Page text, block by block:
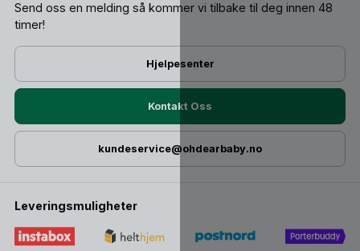
Send oss ​​en melding så kommer vi tilbake til deg innen 48
timer!
Hjelpesenter
Kontakt Oss
kundeservice@ohdearbaby.no
Leveringsmuligheter